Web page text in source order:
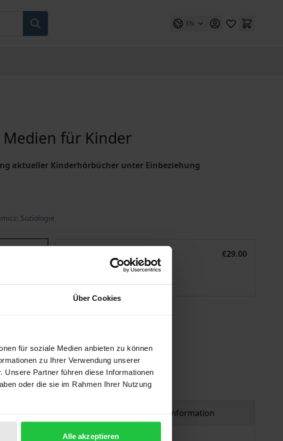
Über Cookies
für soziale Medien anbieten zu können
zu Ihrer Verwendung unserer
Unsere Partner führen diese Informationen
oder die sie im Rahmen Ihrer Nutzung
Alle akzeptieren
EN
für Kinder
aktueller Kinderhörbücher unter Einbeziehung
Soziologie
Geschlechterkultur in Medien für Kinder
€29.00
ISBN 978-3-8288-5034-7
VAT may vary at checkout.
Product safety information